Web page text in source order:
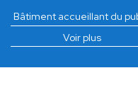
Voir plus